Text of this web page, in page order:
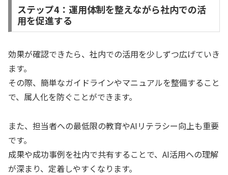
ステップ4：運用体制を整えながら社内での活
用を促進する
効果が確認できたら、社内での活用を少しずつ広げていき
ます。
その際、簡単なガイドラインやマニュアルを整備すること
で、属人化を防ぐことができます。
また、担当者への最低限の教育やAIリテラシー向上も重要
です。
成果や成功事例を社内で共有することで、AI活用への理解
が深まり、定着しやすくなります。